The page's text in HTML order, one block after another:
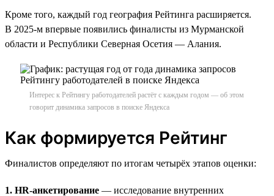
Кроме того, каждый год география Рейтинга расширяется.
В 2025-м впервые появились финалисты из Мурманской
области и Республики Северная Осетия — Алания.
Интерес к Рейтингу работодателей растёт с каждым годом — об этом
говорит динамика запросов в поиске Яндекса
Как формируется Рейтинг
Финалистов определяют по итогам четырёх этапов оценки:
1. HR-анкетирование — исследование внутренних